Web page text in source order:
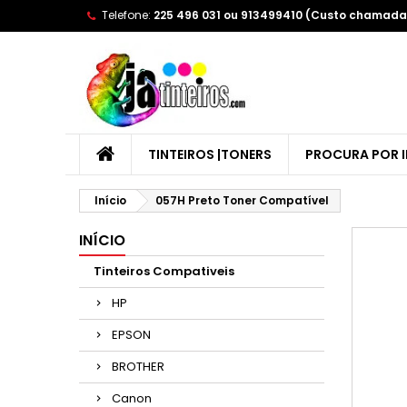
Telefone: 225 496 031 ou 913499410 (Custo
TINTEIROS |TONERS PROCURA POR
Início 057H Preto Toner Compatível
INÍCIO
Tinteiros Compativeis
HP
EPSON
BROTHER
Canon